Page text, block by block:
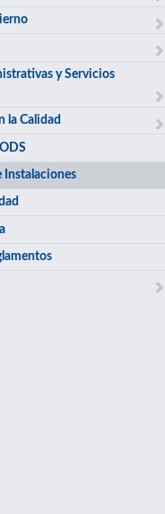
y Servicios
la Calidad
Instalaciones